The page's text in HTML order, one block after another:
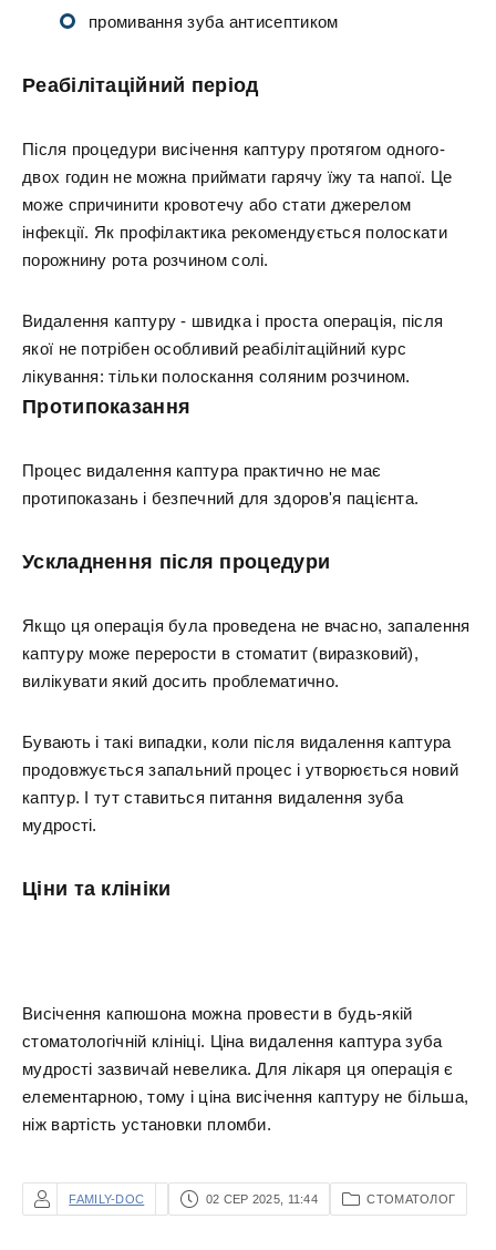
промивання зуба антисептиком
Реабілітаційний період
Після процедури висічення каптуру протягом одного-
двох годин не можна приймати гарячу їжу та напої. Це
може спричинити кровотечу або стати джерелом
інфекції. Як профілактика рекомендується полоскати
порожнину рота розчином солі.
Видалення каптуру - швидка і проста операція, після
якої не потрібен особливий реабілітаційний курс
лікування: тільки полоскання соляним розчином.
Протипоказання
Процес видалення каптура практично не має
протипоказань і безпечний для здоров'я пацієнта.
Ускладнення після процедури
Якщо ця операція була проведена не вчасно, запалення
каптуру може перерости в стоматит (виразковий),
вилікувати який досить проблематично.
Бувають і такі випадки, коли після видалення каптура
продовжується запальний процес і утворюється новий
каптур. І тут ставиться питання видалення зуба
мудрості.
Ціни та клініки
Висічення капюшона можна провести в будь-якій
стоматологічній клініці. Ціна видалення каптура зуба
мудрості зазвичай невелика. Для лікаря ця операція є
елементарною, тому і ціна висічення каптуру не більша,
ніж вартість установки пломби.
FAMILY-DOC 02 СЕР 2025, 11:44 СТОМАТОЛОГ